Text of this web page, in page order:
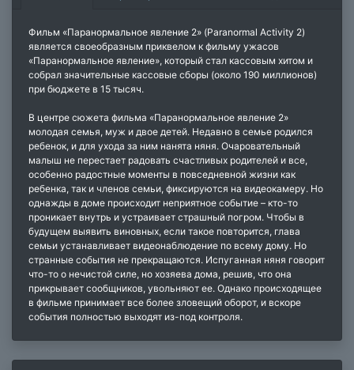
Фильм «Паранормальное явление 2» (Paranormal Activity 2)
является своеобразным приквелом к ​​фильму ужасов
«Паранормальное явление», который стал кассовым хитом и
собрал значительные кассовые сборы (около 190 миллионов)
при бюджете в 15 тысяч.
В центре сюжета фильма «Паранормальное явление 2»
молодая семья, муж и двое детей. Недавно в семье родился
ребенок, и для ухода за ним нанята няня. Очаровательный
малыш не перестает радовать счастливых родителей и все,
особенно радостные моменты в повседневной жизни как
ребенка, так и членов семьи, фиксируются на видеокамеру. Но
однажды в доме происходит неприятное событие – кто-то
проникает внутрь и устраивает страшный погром. Чтобы в
будущем выявить виновных, если такое повторится, глава
семьи устанавливает видеонаблюдение по всему дому. Но
странные события не прекращаются. Испуганная няня говорит
что-то о нечистой силе, но хозяева дома, решив, что она
прикрывает сообщников, увольняют ее. Однако происходящее
в фильме принимает все более зловещий оборот, и вскоре
события полностью выходят из-под контроля.